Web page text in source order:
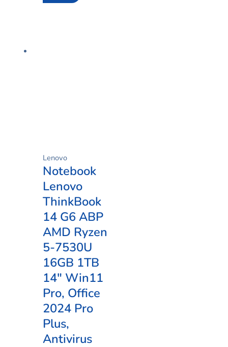
Lenovo
Notebook
Lenovo
ThinkBook
14 G6 ABP
AMD Ryzen
5-7530U
16GB 1TB
14″ Win11
Pro, Office
2024 Pro
Plus,
Antivirus